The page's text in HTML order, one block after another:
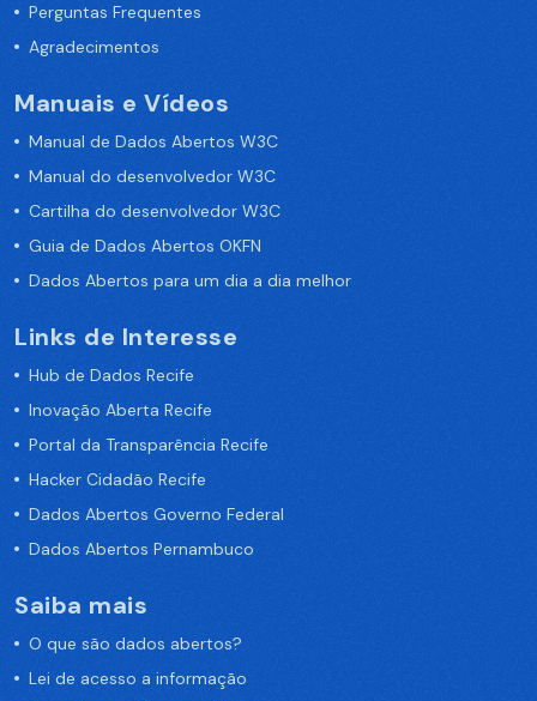
Perguntas Frequentes
Agradecimentos
Manuais e Vídeos
Manual de Dados Abertos W3C
Manual do desenvolvedor W3C
Cartilha do desenvolvedor W3C
Guia de Dados Abertos OKFN
Dados Abertos para um dia a dia melhor
Links de Interesse
Hub de Dados Recife
Inovação Aberta Recife
Portal da Transparência Recife
Hacker Cidadão Recife
Dados Abertos Governo Federal
Dados Abertos Pernambuco
Saiba mais
O que são dados abertos?
Lei de acesso a informação